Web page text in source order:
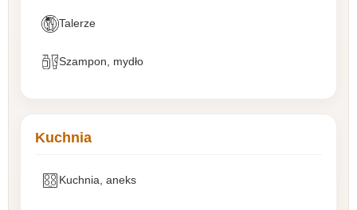
Talerze
Szampon, mydło
Kuchnia
Kuchnia, aneks